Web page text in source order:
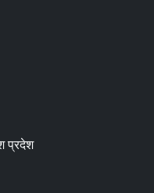
प्रदेश